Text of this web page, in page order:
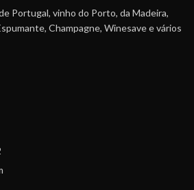
Portugal, vinho do Porto, da Madeira,
Champagne, Winesave e vários